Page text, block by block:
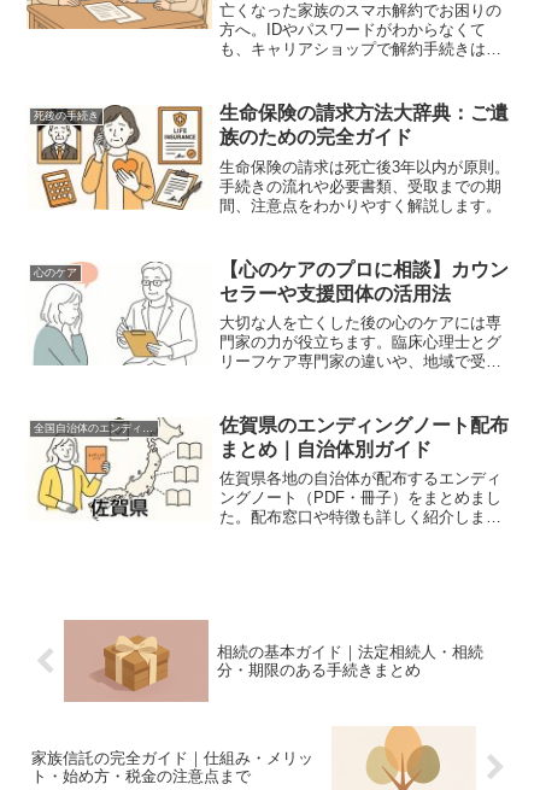
亡くなった家族のスマホ解約でお困りの
方へ。IDやパスワードがわからなくて
も、キャリアショップで解約手続きは可
族が知っておくべき実務を専門家が詳し
く解説します。
死後の手続き
生命保険の請求方法大辞典：ご遺
族のための完全ガイド
生命保険の請求は死亡後3年以内が原則。
手続きの流れや必要書類、受取までの期
間、注意点をわかりやすく解説します。
心のケア
【心のケアのプロに相談】カウン
セラーや支援団体の活用法
大切な人を亡くした後の心のケアには専
門家の力が役立ちます。臨床心理士とグ
リーフケア専門家の違いや、地域で受け
全国自治体のエンディングノート配布情報
佐賀県のエンディングノート配布
まとめ｜自治体別ガイド
佐賀県各地の自治体が配布するエンディ
ングノート（PDF・冊子）をまとめまし
た。配布窓口や特徴も詳しく紹介しま
相続の基本ガイド｜法定相続人・相続
分・期限のある手続きまとめ
家族信託の完全ガイド｜仕組み・メリッ
ト・始め方・税金の注意点まで